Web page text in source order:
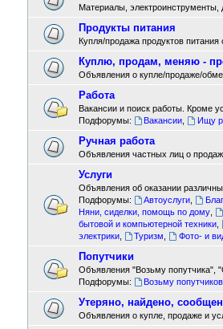
Материалы, электроинструменты,
Продукты питания
Купля/продажа продуктов
Куплю, продам, меняю -
Объявления о купле/продаже/
Работа
Вакансии и поиск работы. Кроме
Подфорумы:
Вакансии Ищу
Ручная работа
Объявления частных лиц о
Услуги
Объявления об оказании
Подфорумы:
Автоуслуги
Няни, сиделки, помощь по дому,
бытовой и компьютерной техники,
электрики, Туризм Фото- и
Попутчики
Объявления "Возьму попутчика",
Подфорумы:
Возьму попутчиков
Утеряно, найдено,
Объявления о купле, продаже и